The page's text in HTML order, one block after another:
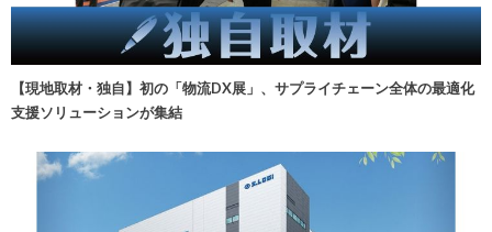
【現地取材・独自】初の「物流DX展」、サプライチェーン全体の最適化
支援ソリューションが集結